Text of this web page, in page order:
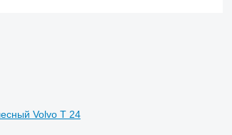
Volvo T 24